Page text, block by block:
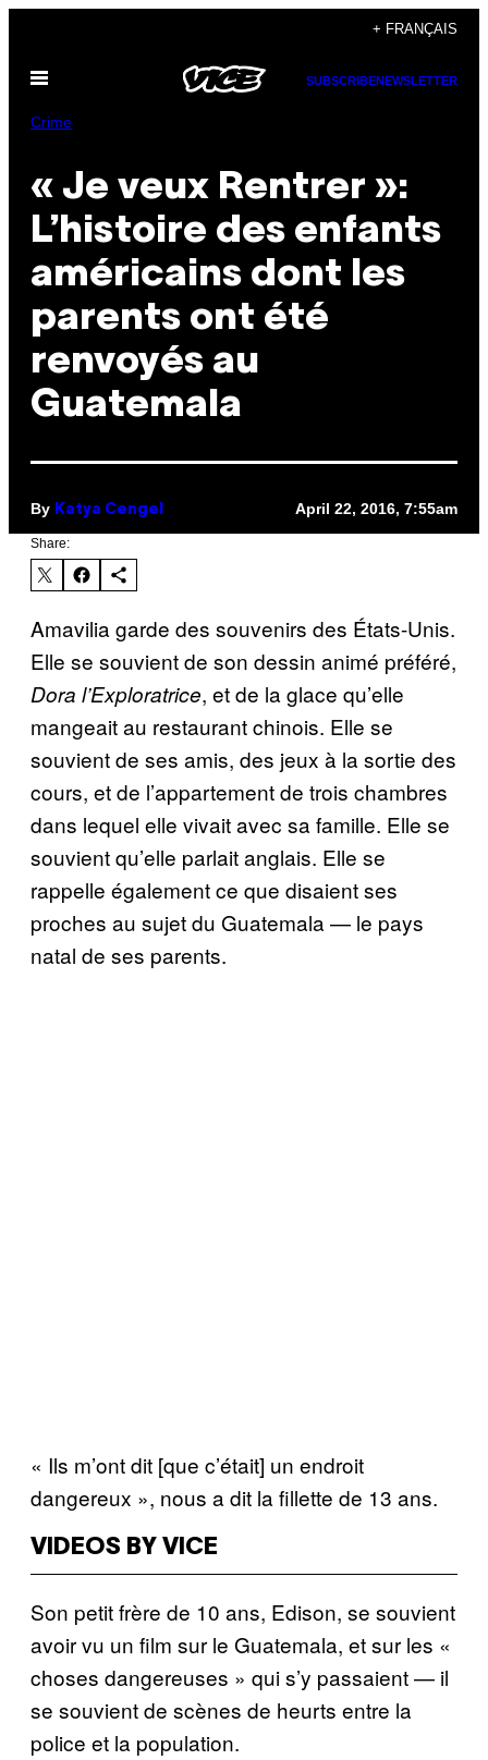
content
+ FRANÇAIS
Open
SUBSCRIBENEWSLETTER
Crime
« Je veux Rentrer »:
L’histoire des enfants
américains dont les
parents ont été
renvoyés au
Guatemala
By Katya Cengel April 22, 2016, 7:55am
Share:
Amavilia garde des souvenirs des États-Unis.
Elle se souvient de son dessin animé préféré,
Dora l’Exploratrice, et de la glace qu’elle
mangeait au restaurant chinois. Elle se
souvient de ses amis, des jeux à la sortie des
cours, et de l’appartement de trois chambres
dans lequel elle vivait avec sa famille. Elle se
souvient qu’elle parlait anglais. Elle se
rappelle également ce que disaient ses
proches au sujet du Guatemala — le pays
natal de ses parents.
« Ils m’ont dit [que c’était] un endroit
dangereux », nous a dit la fillette de 13 ans.
VIDEOS BY VICE
Son petit frère de 10 ans, Edison, se souvient
avoir vu un film sur le Guatemala, et sur les «
choses dangereuses » qui s’y passaient— il
se souvient de scènes de heurts entre la
police et la population.